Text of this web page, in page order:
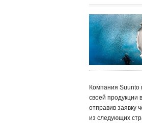
Компания Suunto
своей продукции
отправив заявку
из следующих